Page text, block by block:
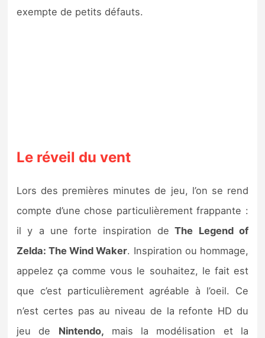
Guides
exempte de petits défauts.
Le réveil du vent
Lors des premières minutes de jeu, l’on se rend
compte d’une chose particulièrement frappante :
il y a une forte inspiration de The Legend of
Zelda: The Wind Waker. Inspiration ou hommage,
appelez ça comme vous le souhaitez, le fait est
que c’est particulièrement agréable à l’oeil. Ce
n’est certes pas au niveau de la refonte HD du
jeu de Nintendo, mais la modélisation et la